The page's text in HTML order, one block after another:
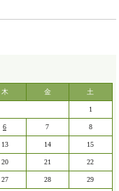
木 金 土
1
6 7 8
13 14 15
20 21 22
27 28 29